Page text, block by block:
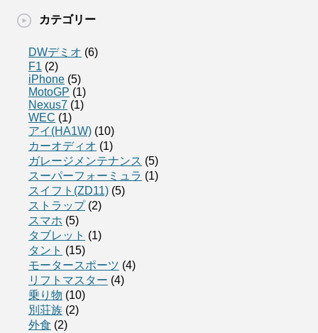
カテゴリー
DWデミオ (6)
F1 (2)
iPhone (5)
MotoGP (1)
Nexus7 (1)
WEC (1)
アイ(HA1W) (10)
カーオディオ (1)
ガレージメンテナンス (5)
スーパーフォーミュラ (1)
スイフト(ZD11) (5)
ストラップ(2)
スマホ (5)
タブレット (1)
タント (15)
モータースポーツ (4)
リフトマスター (4)
乗り物 (10)
別荘族 (2)
外食 (2)